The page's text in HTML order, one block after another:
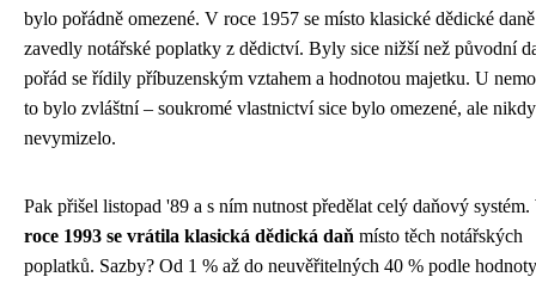
bylo pořádně omezené. V roce 1957 se místo klasické dědické daně
zavedly notářské poplatky z dědictví. Byly sice nižší než původní
pořád se řídily příbuzenským vztahem a hodnotou majetku. U
to bylo zvláštní – soukromé vlastnictví sice bylo omezené, ale
nevymizelo.
Pak přišel listopad '89 a s ním nutnost předělat celý daňový systém.
roce 1993 se vrátila klasická dědická daň místo těch notářských
poplatků. Sazby? Od 1 % až do neuvěřitelných 40 % podle hodnoty